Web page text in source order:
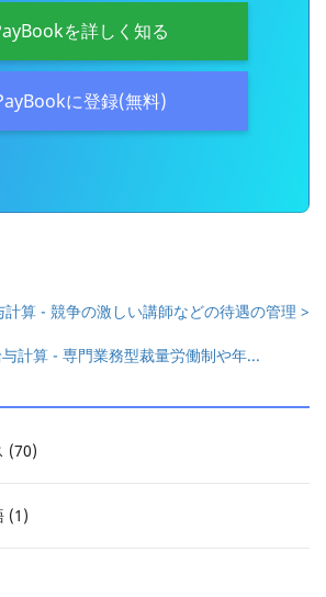
を詳しく知る
に登録(無料)
算 - 競争の激しい講師などの待遇の管理 >
計算 - 専門業務型裁量労働制や年...
(70)
(1)